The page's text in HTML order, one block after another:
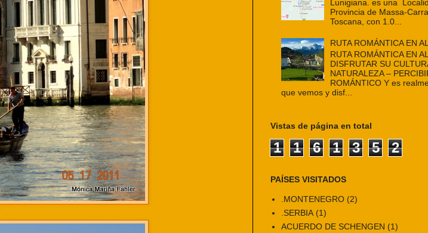
Lunigiana. es una
Provincia de Massa-
Toscana, con 1.0...
RUTA ROMÁNTICA EN
RUTA ROMÁNTICA EN
DISFRUTAR SU
NATURALEZA –
ROMÁNTICO Y es
que vemos y disf...
Vistas de página en total
1 1 6 1 3 5 2
PAÍSES VISITADOS
.MONTENEGRO (2)
.SERBIA (1)
ACUERDO DE SCHENGEN (1)